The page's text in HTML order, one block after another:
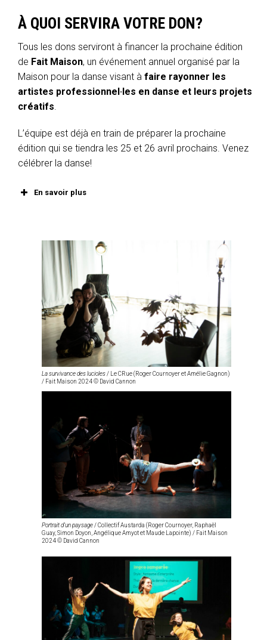
À QUOI SERVIRA VOTRE DON?
Tous les dons serviront à financer la prochaine édition
de Fait Maison, un événement annuel organisé par la
Maison pour la danse visant à faire rayonner les
artistes professionnel·les en danse et leurs projets
créatifs.
L’équipe est déjà en train de préparer la prochaine
édition qui se tiendra les 25 et 26 avril prochains. Venez
célébrer la danse!
En savoir plus
La survivance des lucioles/ Le CRue (Roger Cournoyer et Amélie Gagnon)
/ Fait Maison 2024 © David Cannon
Portrait d’un paysage/ Collectif Austarda (Roger Cournoyer, Raphaël
Guay, Simon Doyon, Angélique Amyot et Maude Lapointe) / Fait Maison
2024 © David Cannon